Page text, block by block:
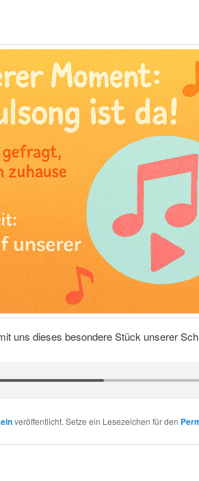
uns dieses besondere Stück unserer
veröffentlicht. Setze ein Lesezeichen für den